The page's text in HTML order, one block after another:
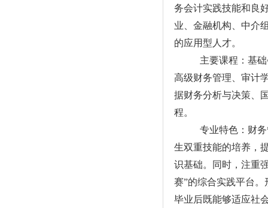
务会计实践技能和良
业、金融机构、中介
的应用型人才。
主要课程：基
高级财务管理、审计
据财务分析与决策、
程。
专业特色：财
生双重技能的培养，
识基础。同时，注重
赛”的综合实践平台
毕业后既能够适应社